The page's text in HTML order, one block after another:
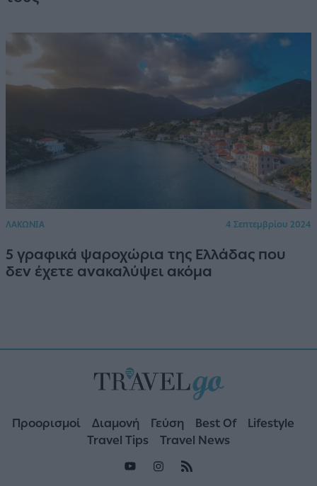
ΛΑΚΩΝΙΑ 4 Σεπτεμβρίου 2024
5 γραφικά ψαροχώρια της Ελλάδας που
δεν έχετε ανακαλύψει ακόμα
Προορισμοί Διαμονή Γεύση Best Of
Lifestyle
Travel Tips
Travel News